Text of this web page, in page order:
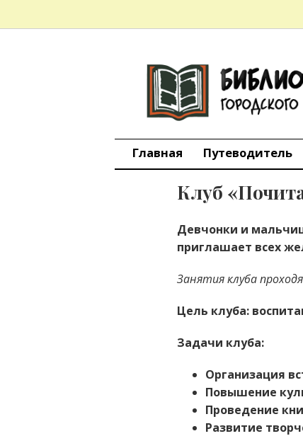
Главная Путеводитель
Клуб
Девчонки и
приглашает всех
Занятия клуба
Цель клуба:
Задачи клуба:
Организация
Повышение
Проведение
Развитие